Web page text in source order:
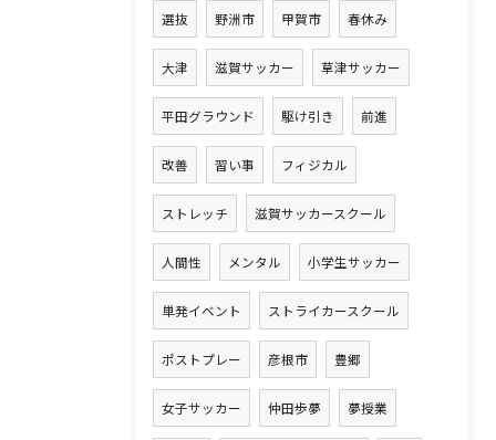
選抜 野洲市 甲賀市 春休み
大津 滋賀サッカー 草津サッカー
平田グラウンド 駆け引き 前進
改善 習い事 フィジカル
ストレッチ 滋賀サッカースクール
人間性 メンタル 小学生サッカー
単発イベント ストライカースクール
ポストプレー 彦根市 豊郷
女子サッカー 仲田歩夢 夢授業